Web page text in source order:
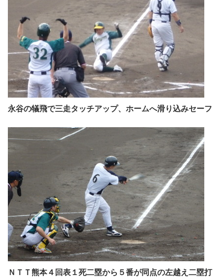
永谷の犠飛で三走タッチアップ、ホームへ滑り込みセーフ
ＮＴＴ熊本４回表１死二塁から５番が同点の左越え二塁打